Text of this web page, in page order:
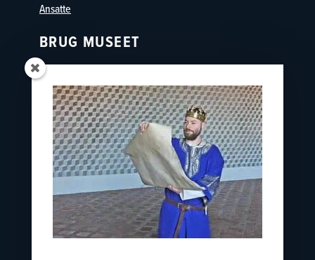
Ansatte
BRUG MUSEET
Oplevelser
Skoler
Østfyns Museer
Nyborg Museumsforening
KONTAKT
nyborgslot@ostfynsmuseer.dk
+45 65 31 02 07
Slotsgade 34